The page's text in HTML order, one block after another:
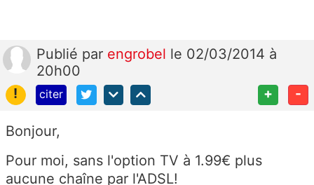
Publié par engrobel le 02/03/2014 à
20h00
!
citer + -
Bonjour,
Pour moi, sans l'option TV à 1.99€ plus
aucune chaîne par l'ADSL!